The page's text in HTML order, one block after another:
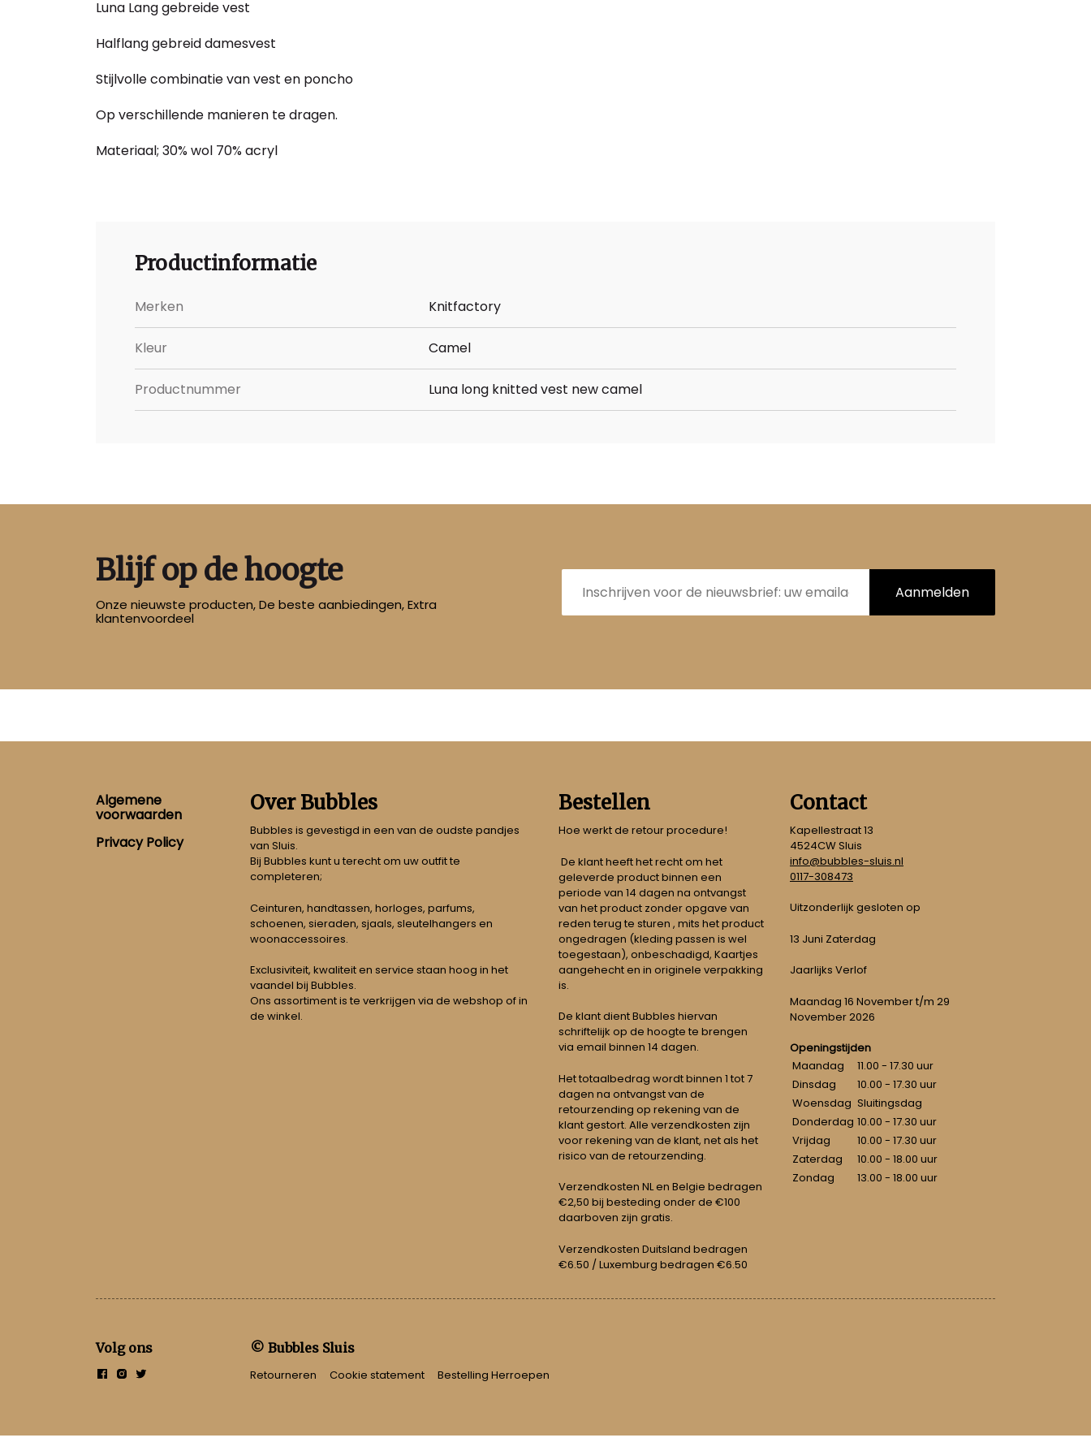
Luna Lang gebreide vest
Halflang gebreid damesvest
Stijlvolle combinatie van vest en poncho
Op verschillende manieren te dragen.
Materiaal; 30% wol 70% acryl
Productinformatie
Merken Knitfactory
Kleur Camel
Productnummer Luna long knitted vest new camel
Blijf op de hoogte
Onze nieuwste producten, De beste aanbiedingen, Extra
klantenvoordeel
E-
mailadres Aanmelden
Footer
Algemene
voorwaarden
Privacy Policy
Over Bubbles
Bubbles is gevestigd in een van de oudste pandjes
van Sluis.
Bij Bubbles kunt u terecht om uw outfit te
completeren;
Ceinturen, handtassen, horloges, parfums,
schoenen, sieraden, sjaals, sleutelhangers en
woonaccessoires.
Exclusiviteit, kwaliteit en service staan hoog in het
vaandel bij Bubbles.
Ons assortiment is te verkrijgen via de webshop of in
de winkel.
Bestellen
Hoe werkt de retour procedure!
De klant heeft het recht om het
geleverde product binnen een
periode van 14 dagen na ontvangst
van het product zonder opgave van
reden terug te sturen , mits het product
ongedragen (kleding passen is wel
toegestaan), onbeschadigd, Kaartjes
aangehecht en in originele verpakking
is.
De klant dient Bubbles hiervan
schriftelijk op de hoogte te brengen
via email binnen 14 dagen.
Het totaalbedrag wordt binnen 1 tot 7
dagen na ontvangst van de
retourzending op rekening van de
klant gestort. Alle verzendkosten zijn
voor rekening van de klant, net als het
risico van de retourzending.
Verzendkosten NL en Belgie bedragen
€2,50 bij besteding onder de €100
daarboven zijn gratis.
Verzendkosten Duitsland bedragen
€6.50 / Luxemburg bedragen €6.50
Contact
Kapellestraat 13
4524CW Sluis
info@bubbles-sluis.nl
0117-308473
Uitzonderlijk gesloten op
13 Juni Zaterdag
Jaarlijks Verlof
Maandag 16 November t/m 29
November 2026
Openingstijden
Maandag
11.00 - 17.30 uur
Dinsdag
10.00 - 17.30 uur
Woensdag Sluitingsdag
Donderdag 10.00 - 17.30 uur
Vrijdag
10.00 - 17.30 uur
Zaterdag
10.00 - 18.00 uur
Zondag
13.00 - 18.00 uur
Volg ons © Bubbles Sluis
Retourneren Cookie statement Bestelling Herroepen